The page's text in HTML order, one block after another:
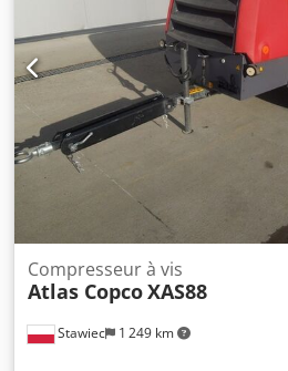
irréprochable ! Csdpfju U A T Sjx
lien vers une vidéo montrant le
machine.
Stawiec 1 249 km
Compresseur à vis
Atlas CopcoXAS88